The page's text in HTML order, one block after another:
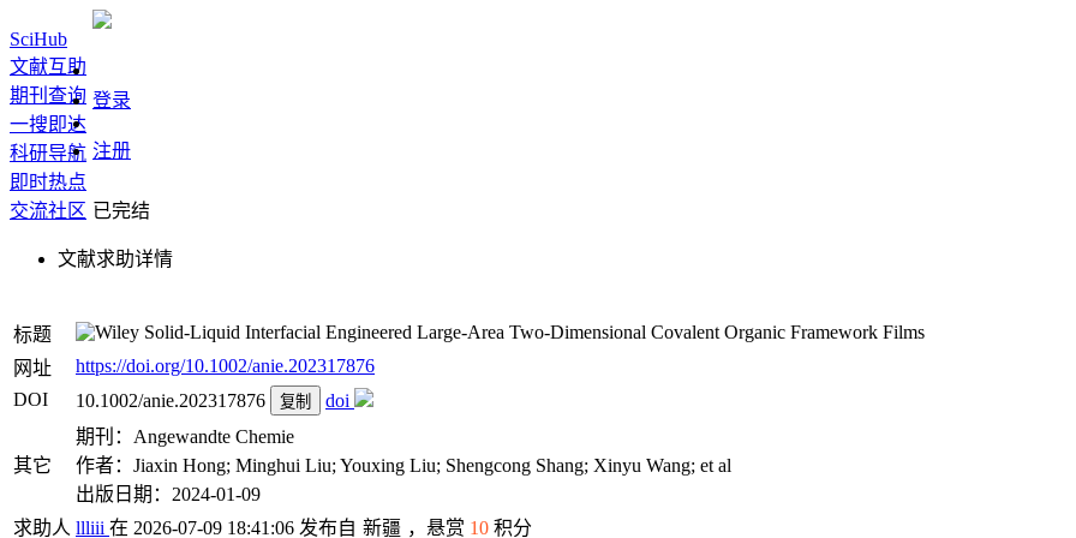
SciHub
文献互助
期刊查询
一搜即达
科研导航
即时热点
交流社区
登录
注册
已完结
文献求助详情
标题
Solid‐Liquid Interfacial Engineered Large‐Area Two‐Dimensional Covalent Organic Framework Films
网址
https://doi.org/10.1002/anie.202317876
DOI
10.1002/anie.202317876 复制 doi
其它
期刊：Angewandte Chemie
作者：Jiaxin Hong; Minghui Liu; Youxing Liu; Shengcong Shang; Xinyu Wang; et al
出版日期：2024-01-09
求助人 llliii 在 2026-07-09 18:41:06 发布自 新疆 ，悬赏 10 积分